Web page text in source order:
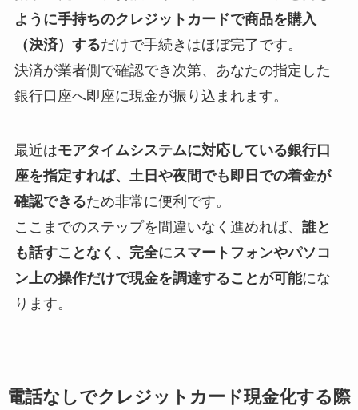
ように手持ちのクレジットカードで商品を購入
（決済）するだけで手続きはほぼ完了です。
決済が業者側で確認でき次第、あなたの指定した
銀行口座へ即座に現金が振り込まれます。
最近はモアタイムシステムに対応している銀行口
座を指定すれば、土日や夜間でも即日での着金が
確認できるため非常に便利です。
ここまでのステップを間違いなく進めれば、 誰と
も話すことなく、完全にスマートフォンやパソコ
ン上の操作だけで現金を調達することが可能にな
ります。
電話なしでクレジットカード現金化する際